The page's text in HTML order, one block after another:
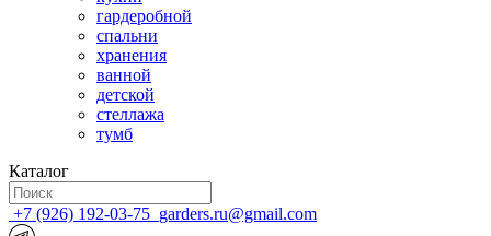
гардеробной
спальни
хранения
ванной
детской
стеллажа
тумб
Каталог
+7 (926) 192-03-75 garders.ru@gmail.com